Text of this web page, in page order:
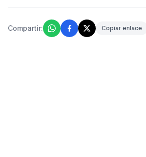
Compartir: Copiar enlace